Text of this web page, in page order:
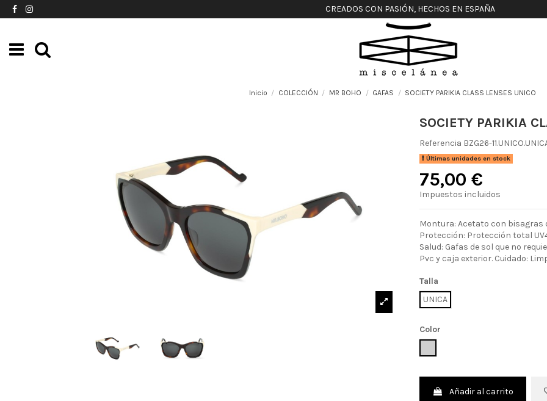
CREADOS CON PASIÓN, HECHOS EN ESPAÑA
Inicio COLECCIÓN MR BOHO GAFAS SOCIETY PARIKIA CLASS LENSES UNICO
SOCIETY PARIKIA
Referencia BZG26-
Últimas unidades en stock
75,00 €
Impuestos incluidos
Montura: Acetato con bisagras
Protección: Protección total
Salud: Gafas de sol que no
Pvc y caja exterior. Cuidado:
Talla
UNICA
Color
Añadir al carrito